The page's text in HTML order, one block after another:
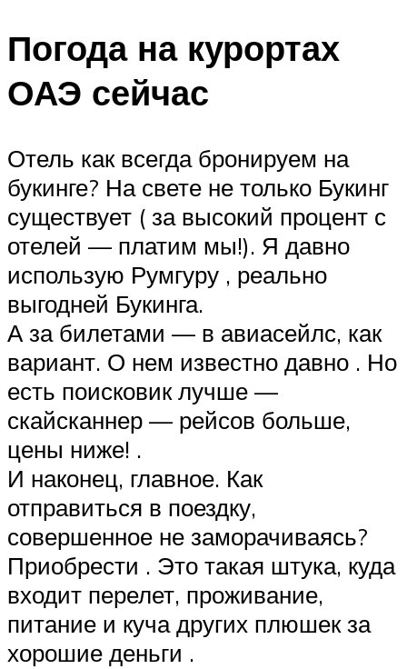
Погода на курортах
ОАЭ сейчас
Отель как всегда бронируем на
букинге? На свете не только Букинг
существует ( за высокий процент с
отелей — платим мы!). Я давно
использую Румгуру , реально
выгодней Букинга.
А за билетами — в авиасейлс, как
вариант. О нем известно давно . Но
есть поисковик лучше —
скайсканнер — рейсов больше,
цены ниже! .
И наконец, главное. Как
отправиться в поездку,
совершенное не заморачиваясь?
Приобрести . Это такая штука, куда
входит перелет, проживание,
питание и куча других плюшек за
хорошие деньги .